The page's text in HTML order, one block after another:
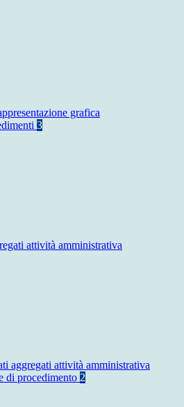
grafica
3
attività amministrativa
aggregati attività amministrativa
di procedimento 2